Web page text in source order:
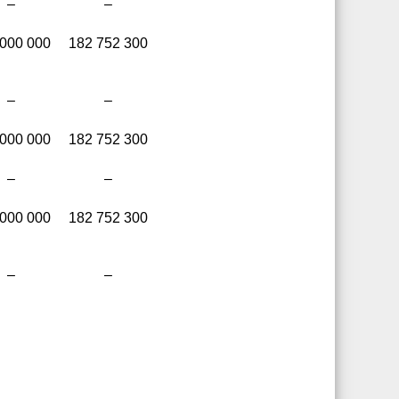
– –
000 182 752 300
– –
000 182 752 300
– –
000 182 752 300
– –